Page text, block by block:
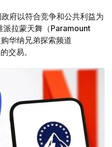
政府以符合竞争和公共利益为
派拉蒙天舞（Paramount
华纳兄弟探索频道
交易。